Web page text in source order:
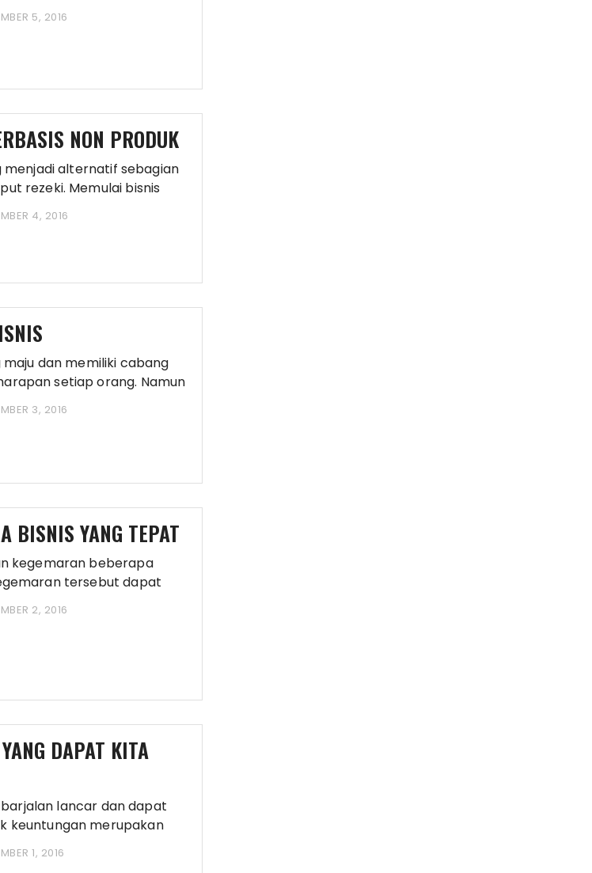
5, 2016
NON PRODUK
menjadi alternatif sebagian
rezeki. Memulai bisnis
4, 2016
maju dan memiliki cabang
setiap orang. Namun
3, 2016
BISNIS YANG TEPAT
kegemaran beberapa
tersebut dapat
Yaitu
2, 2016
DAPAT KITA
lancar dan dapat
keuntungan merupakan
1, 2016